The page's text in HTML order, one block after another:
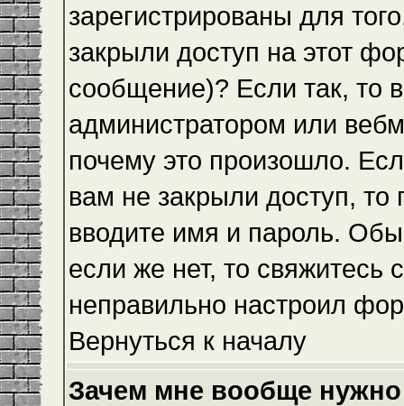
зарегистрированы для
закрыли доступ на этот
сообщение)? Если так, то
администратором или
почему это произошло.
вам не закрыли доступ,
вводите имя и пароль.
если же нет, то свяжитесь
неправильно настроил
Вернуться к началу
Зачем мне вообще нужно